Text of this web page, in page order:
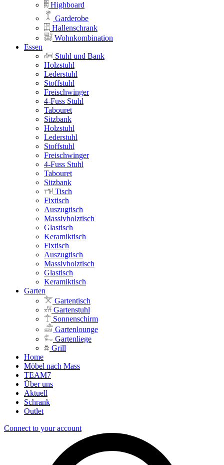
Highboard
Garderobe
Hallenschrank
Wohnkombination
Essen
Stuhl und Bank
Holzstuhl
Lederstuhl
Stoffstuhl
Freischwinger
4-Fuss Stuhl
Tabouret
Sitzbank
Holzstuhl
Lederstuhl
Stoffstuhl
Freischwinger
4-Fuss Stuhl
Tabouret
Sitzbank
Tisch
Fixtisch
Auszugtisch
Massivholztisch
Glastisch
Keramiktisch
Fixtisch
Auszugtisch
Massivholztisch
Glastisch
Keramiktisch
Garten
Gartentisch
Gartenstuhl
Sonnenschirm
Gartenlounge
Gartenliege
Grill
Home
Möbel nach Mass
TEAM7
Über uns
Aktuell
Schrank
Outlet
Connect to your account